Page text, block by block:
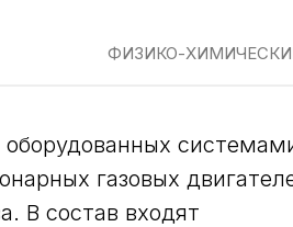
ФИЗИКО-
газовых
В состав входят